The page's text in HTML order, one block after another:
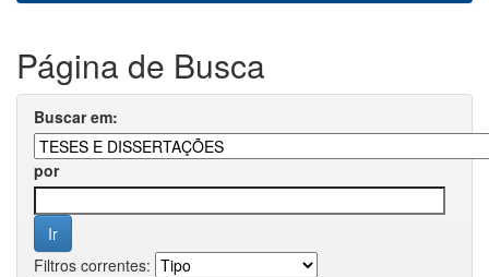
Página de Busca
Buscar em:
por
Filtros correntes: